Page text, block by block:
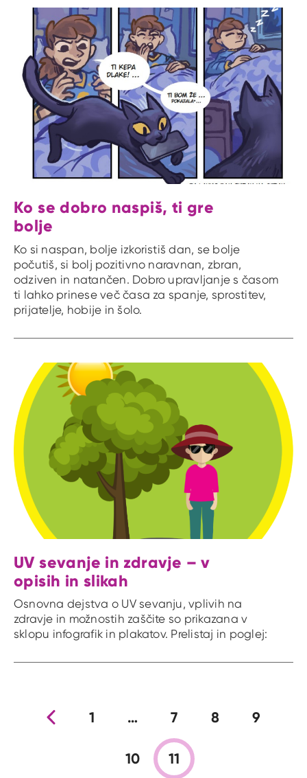
Ko se dobro naspiš, ti gre
bolje
Ko si naspan, bolje izkoristiš dan, se bolje
počutiš, si bolj pozitivno naravnan, zbran,
odziven in natančen. Dobro upravljanje s časom
ti lahko prinese več časa za spanje, sprostitev,
prijatelje, hobije in šolo.
UV sevanje in zdravje – v
opisih in slikah
Osnovna dejstva o UV sevanju, vplivih na
zdravje in možnostih zaščite so prikazana v
sklopu infografik in plakatov. Prelistaj in poglej:
Prejšnja stran
1 … 7 8 9
10 11